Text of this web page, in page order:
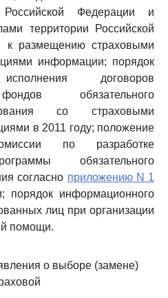
Российской Федерации и
территории Российской
к размещению страховыми
информации; порядок
договоров
обязательного
со страховыми
в 2011 году; положение
по разработке
обязательного
согласно приложению N 1
порядок информационного
лиц при организации
помощи.
о выборе (замене)